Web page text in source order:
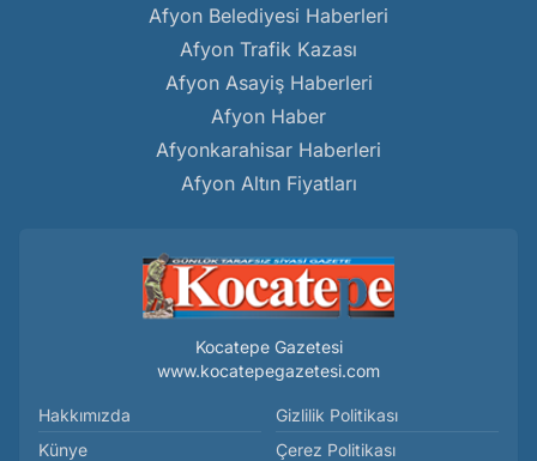
Afyon Belediyesi Haberleri
Afyon Trafik Kazası
Afyon Asayiş Haberleri
Afyon Haber
Afyonkarahisar Haberleri
Afyon Altın Fiyatları
Kocatepe Gazetesi
www.kocatepegazetesi.com
Hakkımızda
Künye
Gizlilik Politikası
Çerez Politikası